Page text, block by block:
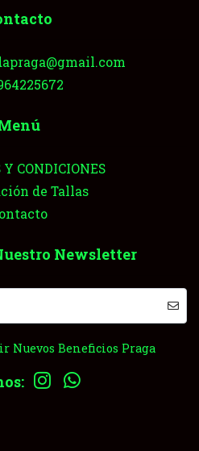
CONDICIONES
de Tallas
Newsletter
Nuevos Beneficios Praga